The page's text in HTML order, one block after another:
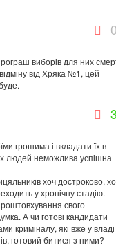
виборів для них
від Хряка №1, цей
грошима і вкладати їх в
людей неможлива успішна
хоч достроково,
у хронічну стадію.
свого
А чи готові кандидати
криміналу, які вже у владі
готовий битися з ними?